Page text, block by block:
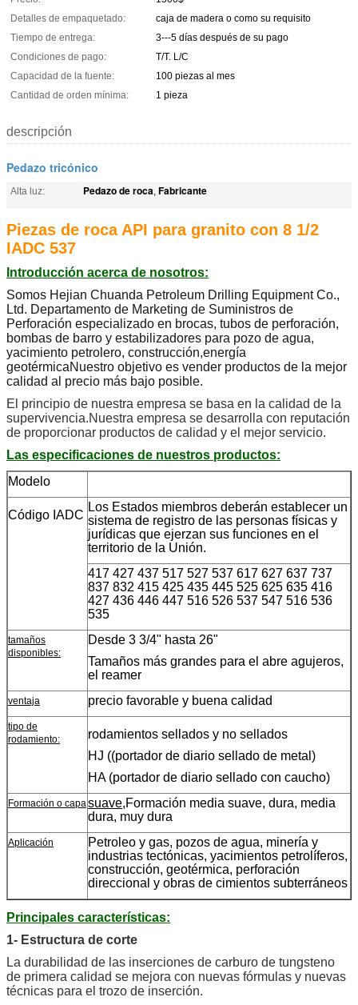
Detalles de empaquetado:
caja de madera o como su requisito
Tiempo de entrega:
3---5 días después de su pago
Condiciones de pago:
T/T. L/C
Capacidad de la fuente:
100 piezas al mes
Cantidad de orden mínima:
1 pieza
descripción
Pedazo tricónico
Alta luz: Pedazo de roca, Fabricante
Piezas de roca API para granito con 8 1/2
IADC 537
Introducción acerca de nosotros:
Somos Hejian Chuanda Petroleum Drilling Equipment Co.,
Ltd. Departamento de Marketing de Suministros de
Perforación especializado en brocas, tubos de perforación,
bombas de barro y estabilizadores para pozo de agua,
yacimiento petrolero, construcción,energía
geotérmicaNuestro objetivo es vender productos de la mejor
calidad al precio más bajo posible.
El principio de nuestra empresa se basa en la calidad de la
supervivencia.Nuestra empresa se desarrolla con reputación
de proporcionar productos de calidad y el mejor servicio.
Las especificaciones de nuestros productos:
Modelo
Código IADC
Los Estados miembros deberán establecer un
sistema de registro de las personas físicas y
jurídicas que ejerzan sus funciones en el
territorio de la Unión.
417 427 437 517 527 537 617 627 637 737
837 832 415 425 435 445 525 625 635 416
427 436 446 447 516 526 537 547 516 536
535
tamaños
disponibles:
Desde 3 3/4" hasta 26"
Tamaños más grandes para el abre agujeros,
el reamer
ventaja precio favorable y buena calidad
tipo de
rodamiento:
rodamientos sellados y no sellados
HJ ((portador de diario sellado de metal)
HA (portador de diario sellado con caucho)
Formación o capasuave,Formación media suave, dura, media
dura, muy dura
Aplicación
Petroleo y gas, pozos de agua, minería y
industrias tectónicas, yacimientos petrolíferos,
construcción, geotérmica, perforación
direccional y obras de cimientos subterráneos
Principales características:
1- Estructura de corte
La durabilidad de las inserciones de carburo de tungsteno
de primera calidad se mejora con nuevas fórmulas y nuevas
técnicas para el trozo de inserción.